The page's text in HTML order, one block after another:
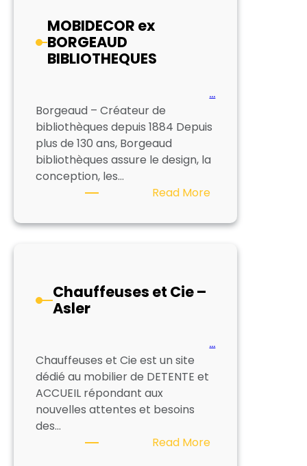
MOBIDECOR ex
BORGEAUD
BIBLIOTHEQUES
…
Borgeaud – Créateur de
bibliothèques depuis 1884 Depuis
plus de 130 ans, Borgeaud
bibliothèques assure le design, la
conception, les…
Read More:
ex
Chauffeuses et Cie –
Asler
…
Chauffeuses et Cie est un site
dédié au mobilier de DETENTE et
ACCUEIL répondant aux
nouvelles attentes et besoins
des…
Read More: